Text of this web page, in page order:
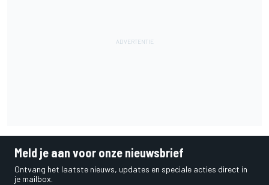
Meld je aan voor onze nieuwsbrief
Ontvang het laatste nieuws, updates en speciale acties direct in
je mailbox.